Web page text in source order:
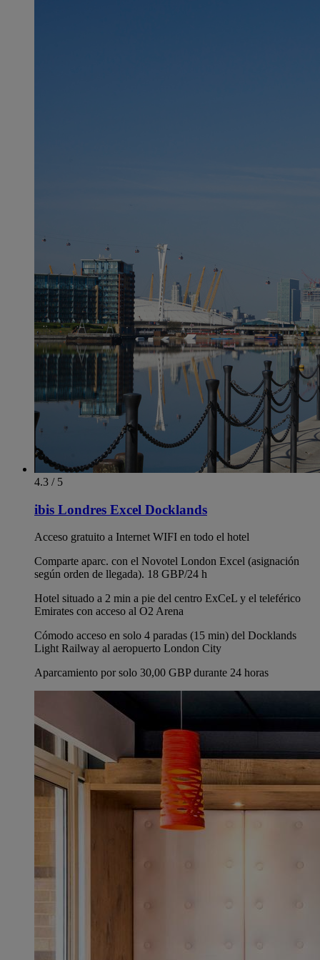
4.3 / 5
ibis Londres Excel Docklands
Acceso gratuito a Internet WIFI en todo el hotel
Comparte aparc. con el Novotel London Excel (asignación
según orden de llegada). 18 GBP/24 h
Hotel situado a 2 min a pie del centro ExCeL y el teleférico
Emirates con acceso al O2 Arena
Cómodo acceso en solo 4 paradas (15 min) del Docklands
Light Railway al aeropuerto London City
Aparcamiento por solo 30,00 GBP durante 24 horas